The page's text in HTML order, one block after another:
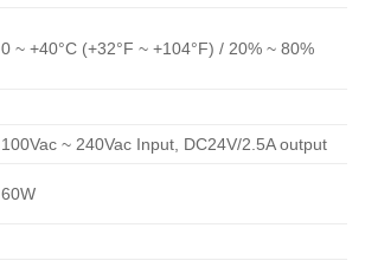
0 ~ +40°C (+32°F ~ +104°F) / 20% ~ 80%
100Vac ~ 240Vac Input, DC24V/2.5A output
60W